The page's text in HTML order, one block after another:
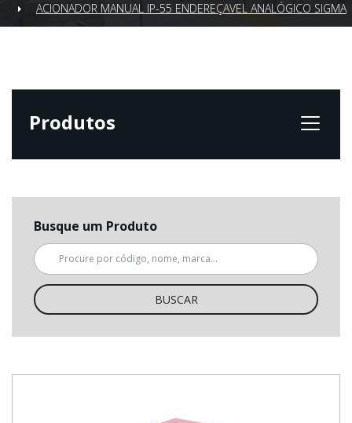
ACIONADOR MANUAL IP-55 ENDEREÇAVEL ANALÓGICO SIGMA
Produtos
Busque um Produto
BUSCAR